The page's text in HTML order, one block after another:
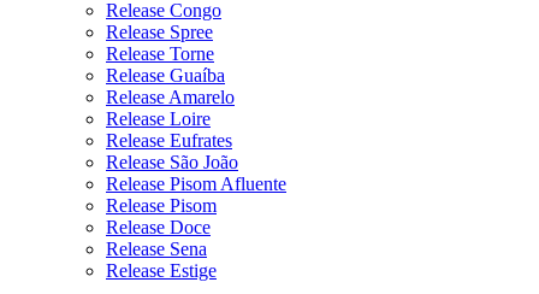
Release Congo
Release Spree
Release Torne
Release Guaíba
Release Amarelo
Release Loire
Release Eufrates
Release São João
Release Pisom Afluente
Release Pisom
Release Doce
Release Sena
Release Estige